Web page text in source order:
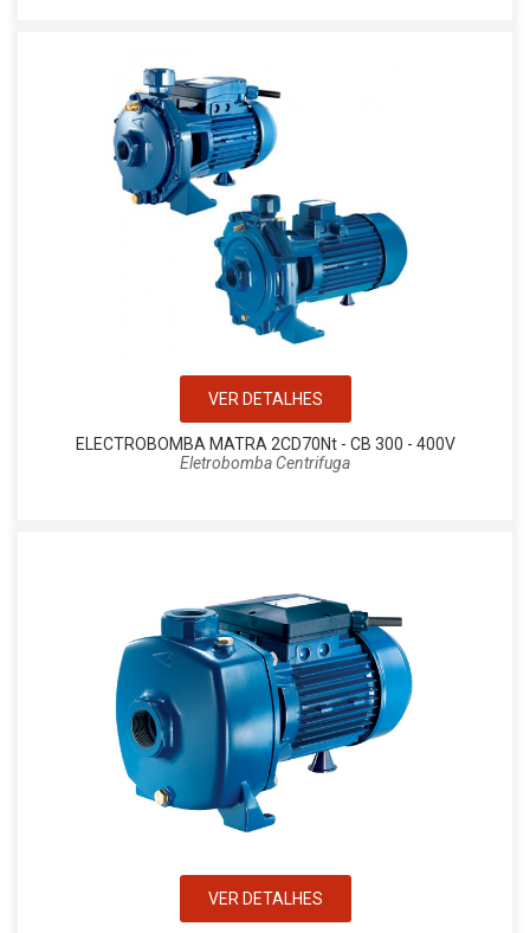
VER DETALHES
ELECTROBOMBA MATRA 2CD70Nt - CB 300 - 400V
Eletrobomba Centrifuga
VER DETALHES